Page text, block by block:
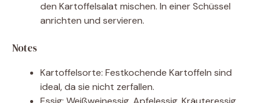
den Kartoffelsalat mischen. In einer Schüssel
anrichten und servieren.
Notes
Kartoffelsorte: Festkochende Kartoffeln sind
ideal, da sie nicht zerfallen.